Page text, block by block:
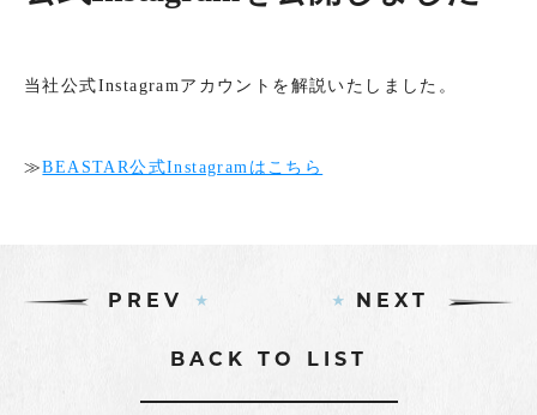
当社公式Instagramアカウントを解説いたしました。
≫BEASTAR公式Instagramはこちら
PREV
BACK TO LIST
NEXT